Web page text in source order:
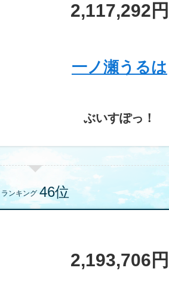
2,117,292円
一ノ瀬うるは
ぶいすぽっ！
ランキング
2,193,706円